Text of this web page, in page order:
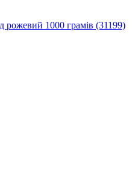
рожевий 1000 грамів (31199)